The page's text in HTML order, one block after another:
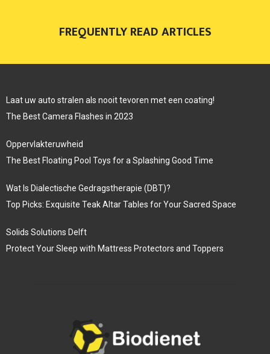
FREQUENTLY READ ARTICLES
Laat uw auto stralen als nooit tevoren met een coating!
The Best Camera Flashes in 2023
Oppervlakteruwheid
The Best Floating Pool Toys for a Splashing Good Time
Wat Is Dialectische Gedragstherapie (DBT)?
Top Picks: Exquisite Teak Altar Tables for Your Sacred Space
Solids Solutions Delft
Protect Your Sleep with Mattress Protectors and Toppers